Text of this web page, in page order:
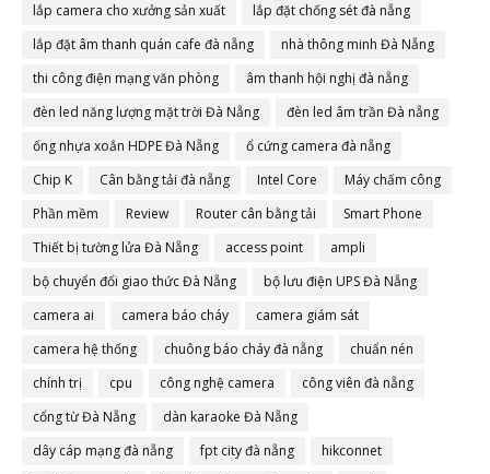
lắp camera cho xưởng sản xuất
lắp đặt chống sét đà nẵng
lắp đặt âm thanh quán cafe đà nẵng
nhà thông minh Đà Nẵng
thi công điện mạng văn phòng
âm thanh hội nghị đà nẵng
đèn led năng lượng mặt trời Đà Nẵng
đèn led âm trần Đà nẵng
ống nhựa xoắn HDPE Đà Nẵng
ổ cứng camera đà nẵng
Chip K
Cân bằng tải đà nẵng Intel Core
Máy chấm công
Phần mềm
Review Router cân bằng tải
Smart Phone
Thiết bị tường lửa Đà Nẵng
access point
ampli
bộ chuyển đổi giao thức Đà Nẵng
bộ lưu điện UPS Đà Nẵng
camera ai
camera báo cháy
camera giám sát
camera hệ thống
chuông báo cháy đà nẵng
chuẩn nén
chính trị
cpu công nghệ camera
công viên đà nẵng
cổng từ Đà Nẵng
dàn karaoke Đà Nẵng
dây cáp mạng đà nẵng
fpt city đà nẵng
hikconnet